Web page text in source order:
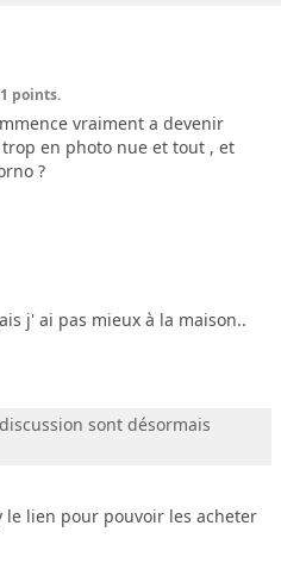
points.
vraiment a devenir
en photo nue et tout , et
?
j' ai pas mieux à la maison..
sont désormais
lien pour pouvoir les acheter